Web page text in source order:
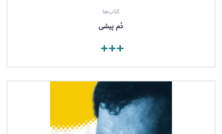
کتاب‌ها
دُم پیشی
مشاهده کتاب